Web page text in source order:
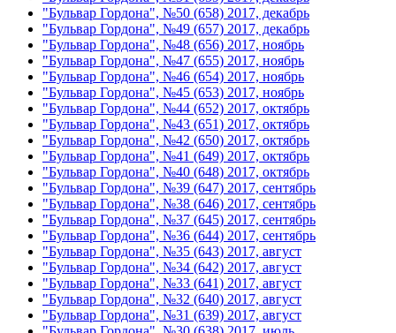
"Бульвар Гордона", №50 (658) 2017, декабрь
"Бульвар Гордона", №49 (657) 2017, декабрь
"Бульвар Гордона", №48 (656) 2017, ноябрь
"Бульвар Гордона", №47 (655) 2017, ноябрь
"Бульвар Гордона", №46 (654) 2017, ноябрь
"Бульвар Гордона", №45 (653) 2017, ноябрь
"Бульвар Гордона", №44 (652) 2017, октябрь
"Бульвар Гордона", №43 (651) 2017, октябрь
"Бульвар Гордона", №42 (650) 2017, октябрь
"Бульвар Гордона", №41 (649) 2017, октябрь
"Бульвар Гордона", №40 (648) 2017, октябрь
"Бульвар Гордона", №39 (647) 2017, сентябрь
"Бульвар Гордона", №38 (646) 2017, сентябрь
"Бульвар Гордона", №37 (645) 2017, сентябрь
"Бульвар Гордона", №36 (644) 2017, сентябрь
"Бульвар Гордона", №35 (643) 2017, август
"Бульвар Гордона", №34 (642) 2017, август
"Бульвар Гордона", №33 (641) 2017, август
"Бульвар Гордона", №32 (640) 2017, август
"Бульвар Гордона", №31 (639) 2017, август